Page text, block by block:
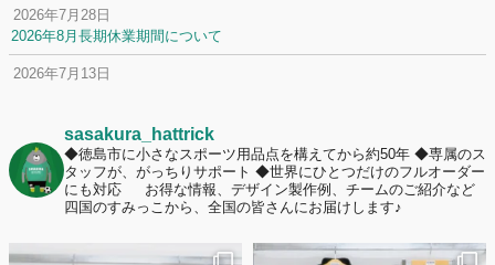
2026年7月28日
2026年8月長期休業期間について
2026年7月13日
2026年7月2日
名前入りユニフォームで子どもの自信が「プラスになった」と感じた保
護者は約67%！「やや高いと感じたが納得して購入した」と価値を実感
する声も32.7%に！
応援ユニフォーム、約53％が「会場に一体感があってよい」と回答。チ
sasakura_hattrick
◆徳島市に小さなスポーツ用品点を構えてから約50年 ◆専属のス
タッフが、がっちりサポート ◆世界にひとつだけのフルオーダー
にも対応
お得な情報、デザイン製作例、チームのご紹介など
四国のすみっこから、全国の皆さんにお届けします♪